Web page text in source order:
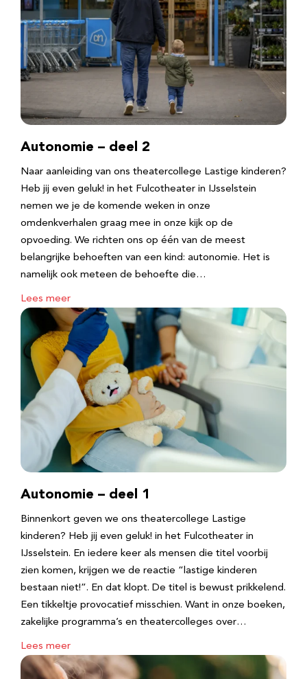
Autonomie – deel 2
Naar aanleiding van ons theatercollege Lastige kinderen?
Heb jij even geluk! in het Fulcotheater in IJsselstein
nemen we je de komende weken in onze
omdenkverhalen graag mee in onze kijk op de
opvoeding. We richten ons op één van de meest
belangrijke behoeften van een kind: autonomie. Het is
namelijk ook meteen de behoefte die…
Lees meer
Autonomie – deel 1
Binnenkort geven we ons theatercollege Lastige
kinderen? Heb jij even geluk! in het Fulcotheater in
IJsselstein. En iedere keer als mensen die titel voorbij
zien komen, krijgen we de reactie “lastige kinderen
bestaan niet!”. En dat klopt. De titel is bewust prikkelend.
Een tikkeltje provocatief misschien. Want in onze boeken,
zakelijke programma’s en theatercolleges over…
Lees meer